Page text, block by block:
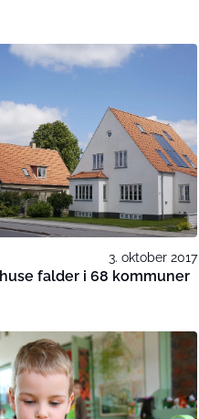
3. oktober 2017
falder i 68 kommuner